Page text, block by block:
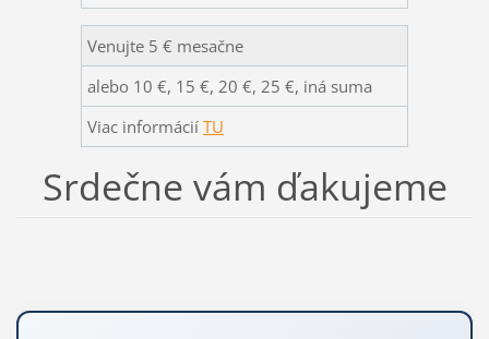
Venujte 5 € mesačne
alebo 10 €, 15 €, 20 €, 25 €, iná suma
Viac informácií TU
Srdečne vám ďakujeme